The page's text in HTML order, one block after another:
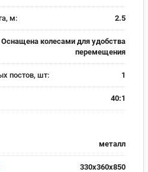
м: 2.5
Оснащена колесами для удобства
перемещения
постов, шт: 1
40:1
металл
330х360х850